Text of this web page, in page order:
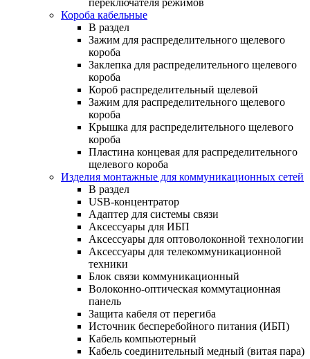
Короба кабельные
В раздел
Зажим для распределительного щелевого
короба
Заклепка для распределительного щелевого
короба
Короб распределительный щелевой
Зажим для распределительного щелевого
короба
Крышка для распределительного щелевого
короба
Пластина концевая для распределительного
щелевого короба
Изделия монтажные для коммуникационных сетей
В раздел
USB-концентратор
Адаптер для системы связи
Аксессуары для ИБП
Аксессуары для оптоволоконной технологии
Аксессуары для телекоммуникационной
техники
Блок связи коммуникационный
Волоконно-оптическая коммутационная
панель
Защита кабеля от перегиба
Источник бесперебойного питания (ИБП)
Кабель компьютерный
Кабель соединительный медный (витая пара)